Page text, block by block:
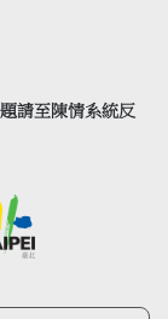
請至陳情系統反